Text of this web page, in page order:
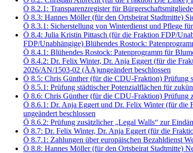
Ö 8.2.1: Transparenzregister für
Ö 8.3: Hannes Möller (für den Ortsbeirat Stadtmitte)
Ö 8.3.1: Sicherstellung von Winterdienst und Pflege
Ö 8.4: Julia Kristin Pittasch (für die Fraktion FDP/
FDP/Unabhängige) Blühendes Rostock:
Ö 8.4.1: Blühendes Rostock: Patenprogramm für
Ö 8.4.2: Dr. Felix Winter, Dr. Anja Eggert (für die
2026/AN/1503-02 (ÄA)ungeändert beschlossen
Ö 8.5: Chris Günther (für die CDU-Fraktion) Prüfung
Ö 8.5.1: Prüfung städtischer Potenzialflächen für
Ö 8.6: Chris Günther (für die CDU-Fraktion) Prüfung
Ö 8.6.1: Dr. Anja Eggert und Dr. Felix Winter (für
ungeändert beschlossen
Ö 8.6.2: Prüfung zusätzlicher „Legal Walls“ zur
Ö 8.7: Dr. Felix Winter, Dr. Anja Eggert (für die
Ö 8.7.1: Zahlungen über europäischen Bezahldienst
Ö 8.8: Hannes Möller (für den Ortsbeirat Stadtmitte)